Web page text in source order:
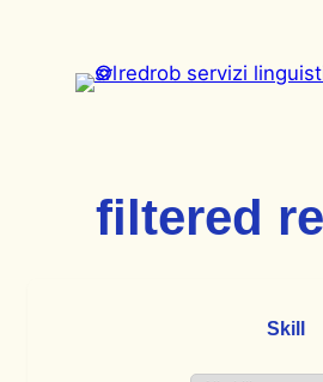
contenuto
filtered
Skill